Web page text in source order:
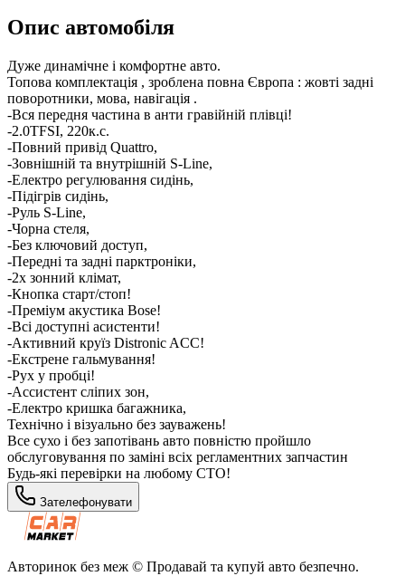
Опис автомобіля
Дуже динамічне і комфортне авто.
Топова комплектація , зроблена повна Європа : жовті задні
поворотники, мова, навігація .
-Вся передня частина в анти гравійній плівці!
-2.0TFSI, 220к.с.
-Повний привід Quattro,
-Зовнішній та внутрішній S-Line,
-Електро регулювання сидінь,
-Підігрів сидінь,
-Руль S-Line,
-Чорна стеля,
-Без ключовий доступ,
-Передні та задні парктроніки,
-2х зонний клімат,
-Кнопка старт/стоп!
-Преміум акустика Bose!
-Всі доступні асистенти!
-Активний круїз Distronic ACC!
-Екстрене гальмування!
-Рух у пробці!
-Ассистент сліпих зон,
-Електро кришка багажника,
Технічно і візуально без зауважень!
Все сухо і без запотівань авто повністю пройшло
обслуговування по заміні всіх регламентних запчастин
Будь-які перевірки на любому СТО!
Зателефонувати
Авторинок без меж © Продавай та купуй авто безпечно.